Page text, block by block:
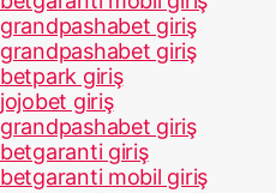
grandpashabet giriş
grandpashabet giriş
betpark giriş
jojobet giriş
grandpashabet giriş
betgaranti giriş
betgaranti mobil giriş